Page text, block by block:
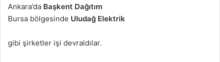
Ankara’da Başkent Dağıtım
Bursa bölgesinde Uludağ Elektrik
gibi şirketler işi devraldılar.